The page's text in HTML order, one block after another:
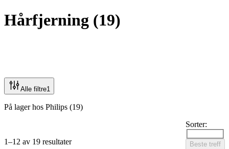
Hårfjerning (19)
Alle filtre1
På lager hos Philips (19)
1–12 av 19 resultater
Sorter:
Beste treff